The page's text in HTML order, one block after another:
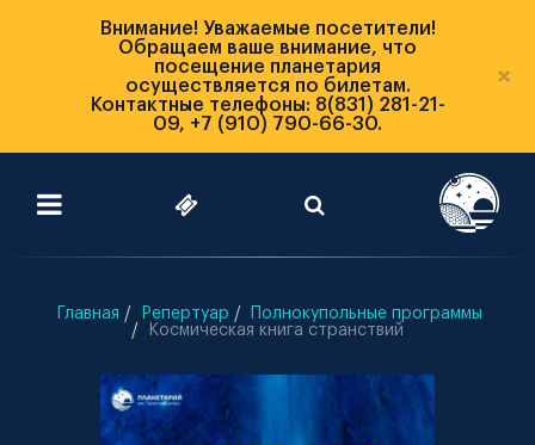
Внимание! Уважаемые посетители!
Обращаем ваше внимание, что
посещение планетария
осуществляется по билетам.
Контактные телефоны: 8(831) 281-21-
09, +7 (910) 790-66-30.
×
Главная Репертуар
Полнокупольные программы
Космическая книга странствий